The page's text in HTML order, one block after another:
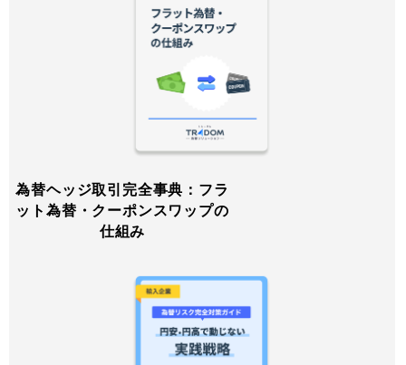
為替ヘッジ取引完全事典：フラ
ット為替・クーポンスワップの
仕組み